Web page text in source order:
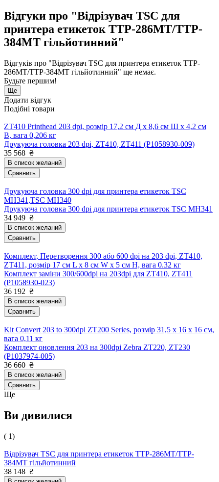
Відгуки про "Відрізувач TSC для
принтера етикеток TTP-286MT/TTP-
384MT гільйотинний"
Відгуків про "Відрізувач TSC для принтера етикеток TTP-
286MT/TTP-384MT гільйотинний" ще немає.
Будьте першим!
Ще
Додати відгук
Подібні товари
ZT410 Printhead 203 dpi, розмір 17,2 см Д х 8,6 см Ш х 4,2 см
В, вага 0,206 кг
Друкуюча головка 203 dpi, ZT410, ZT411 (P1058930-009)
35 568 ₴
В список желаний
Сравнить
Друкуюча головка 300 dpi для принтера етикеток TSC
MH341,TSC MH340
Друкуюча головка 300 dpi для принтера етикеток TSC MH341
34 949 ₴
В список желаний
Сравнить
Комплект, Перетворення 300 або 600 dpi на 203 dpi, ZT410,
ZT411, розмір 17 см L x 8 см W x 5 см H, вага 0.32 кг
Комплект заміни 300/600dpi на 203dpi для ZT410, ZT411
(P1058930-023)
36 192 ₴
В список желаний
Сравнить
Kit Convert 203 to 300dpi ZT200 Series, розмір 31,5 x 16 x 16 см,
вага 0,11 кг
Комплект оновлення 203 на 300dpi Zebra ZT220, ZT230
(P1037974-005)
36 660 ₴
В список желаний
Сравнить
Ще
Ви дивилися
( 1)
Відрізувач TSC для принтера етикеток TTP-286MT/TTP-
384MT гільйотинний
38 148 ₴